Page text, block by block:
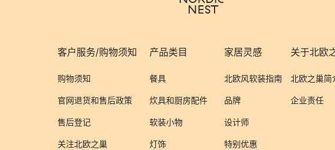
客户服务/购物须知
购物须知
官网退货和售后政策
售后登记
关注北欧之巢
产品类目
餐具
炊具和厨房配件
软装小物
灯饰
家居灵感
北欧风软装指南
品牌
设计师
特别优惠
关于北欧
北欧之巢简
企业责任